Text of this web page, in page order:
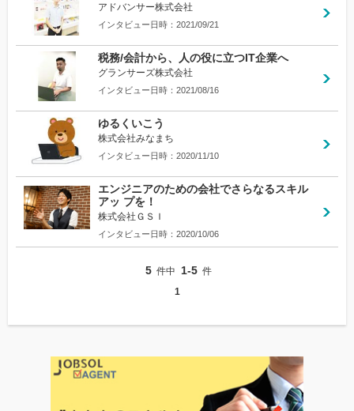
アドバンサー株式会社
インタビュー日時：2021/09/21
税務/会計から、人の役に立つIT企業へ
グランサーズ株式会社
インタビュー日時：2021/08/16
ゆるくいこう
株式会社みなまち
インタビュー日時：2020/11/10
エンジニアのための会社でさらなるスキル
アッ プを！
株式会社ＧＳＩ
インタビュー日時：2020/10/06
5 件中 1-5 件
1